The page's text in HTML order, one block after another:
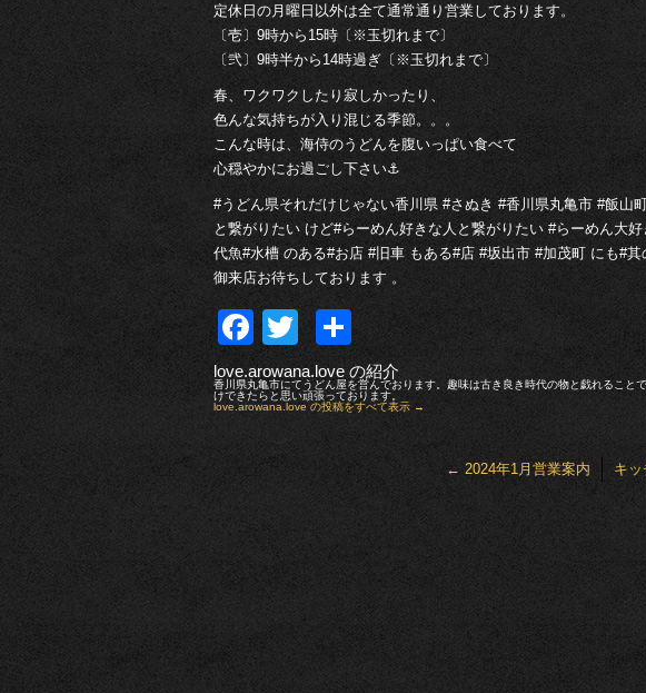
定休日の月曜日以外は全て通常通り営業しております。
〔壱〕9時から15時〔※玉切れまで〕
〔弐〕9時半から14時過ぎ〔※玉切れまで〕
春、ワクワクしたり寂しかったり、
色んな気持ちが入り混じる季節。。。
こんな時は、海侍のうどんを腹いっぱい食べて
心穏やかにお過ごし下さい⚓︎
#うどん県それだけじゃない香川県 #さぬき #香川県丸亀市 #飯山
と繋がりたい けど#らーめん好きな人と繋がりたい #らーめん大
代魚#水槽 のある#お店 #旧車 もある#店 #坂出市 #加茂町 にも#
御来店お待ちしております 。
Facebook
Twitter
有
love.arowana.love の紹介
香川県丸亀市にてうどん屋を営んでおります。趣味は古き良き時代の物と戯れること
けできたらと思い頑張っております。
love.arowana.love の投稿をすべて表示 →
← 2024年1月営業案内 キッ